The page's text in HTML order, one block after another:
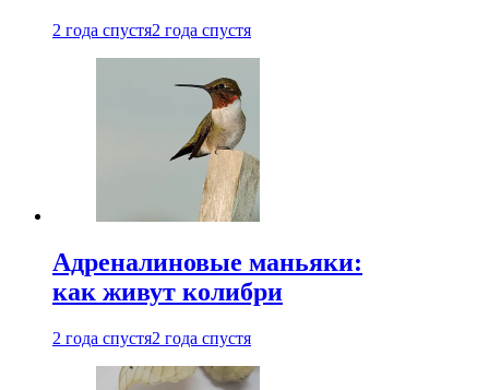
2 года спустя2 года спустя
Адреналиновые маньяки:
как живут колибри
2 года спустя2 года спустя